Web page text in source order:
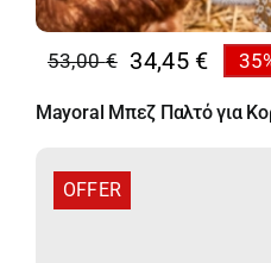
53,00€
Original
price
was:
34,45 €
Η
τρέχουσα
τιμή
34,45 €.
Mayoral Μπεζ Παλτό για
OFFER